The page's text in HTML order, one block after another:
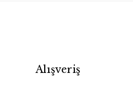
Alışveriş